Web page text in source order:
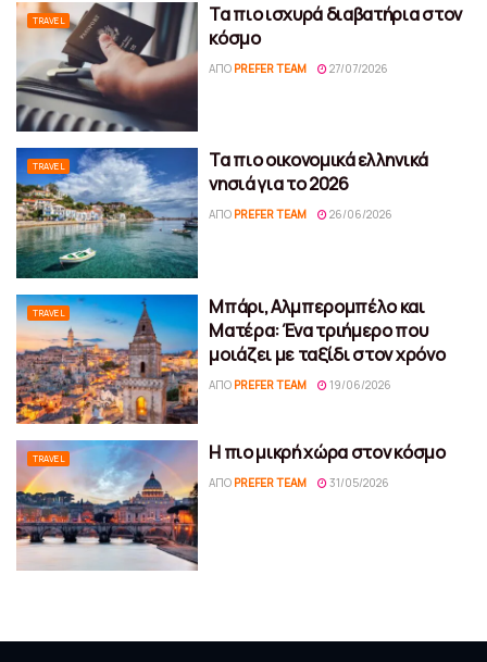
TRAVEL
Τα πιο ισχυρά διαβατήρια στον
κόσμο
ΑΠΌ PREFER TEAM 27/07/2026
TRAVEL
Τα πιο οικονομικά ελληνικά
νησιά για το 2026
ΑΠΌ PREFER TEAM 26/06/2026
TRAVEL
Μπάρι, Αλμπερομπέλο και
Ματέρα: Ένα τριήμερο που
μοιάζει με ταξίδι στον χρόνο
ΑΠΌ PREFER TEAM 19/06/2026
TRAVEL Η πιο μικρή χώρα στον κόσμο
ΑΠΌ PREFER TEAM 31/05/2026